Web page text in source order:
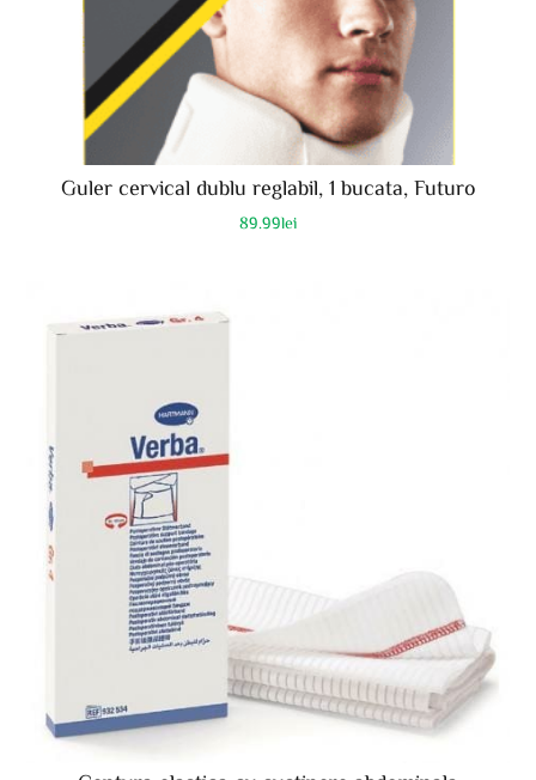
Guler cervical dublu reglabil, 1 bucata, Futuro
89.99lei